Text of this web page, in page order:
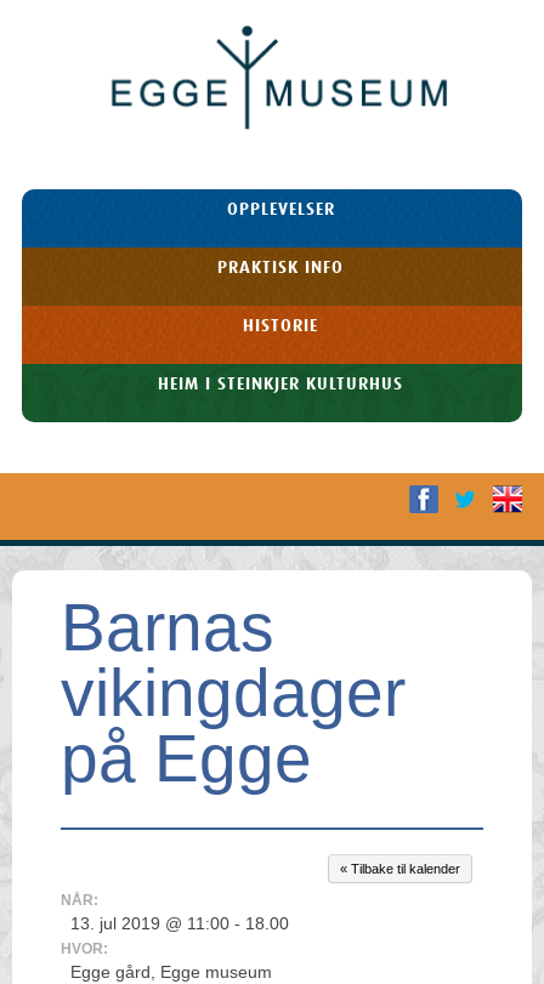
Museum
HOPP TIL
OPPLEVELSER
PRAKTISK INFO
HISTORIE
HEIM I STEINKJER KULTURHUS
Barnas
vikingdager
på Egge
« Tilbake til kalender
NÅR:
13. jul 2019 @ 11:00 - 18.00
HVOR:
Egge gård, Egge museum